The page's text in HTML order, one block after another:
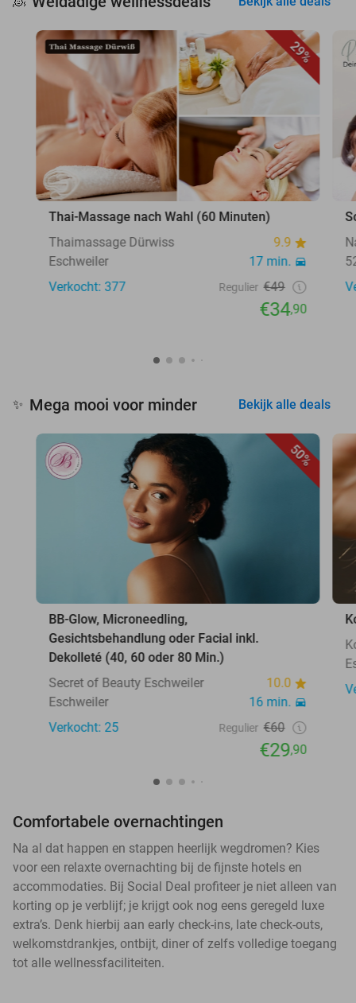
29%
Thai-Massage nach Wahl (60 Minuten)
Thaimassage Dürwiss
9.9
Eschweiler
17 min.
Verkocht: 377
Regulier €49
€34,90
✨ Mega mooi voor minder Bekijk alle deals
50%
BB-Glow, Microneedling,
Gesichtsbehandlung oder Facial inkl.
Dekolleté (40, 60 oder 80 Min.)
Secret of Beauty Eschweiler
10.0
Eschweiler
16 min.
Verkocht: 25
Regulier €60
€29,90
Comfortabele overnachtingen
Na al dat happen en stappen heerlijk wegdromen? Kies
voor een relaxte overnachting bij de fijnste hotels en
accommodaties. Bij Social Deal profiteer je niet alleen van
korting op je verblijf; je krijgt ook nog eens geregeld luxe
extra’s. Denk hierbij aan early check-ins, late check-outs,
welkomstdrankjes, ontbijt, diner of zelfs volledige toegang
tot alle wellnessfaciliteiten.